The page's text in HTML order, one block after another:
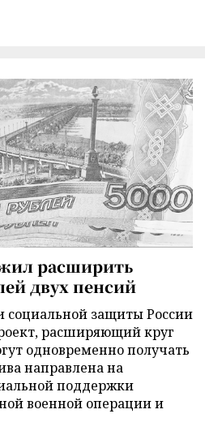
расширить
двух пенсий
социальной защиты России
расширяющий круг
одновременно получать
направлена на
поддержки
военной операции и